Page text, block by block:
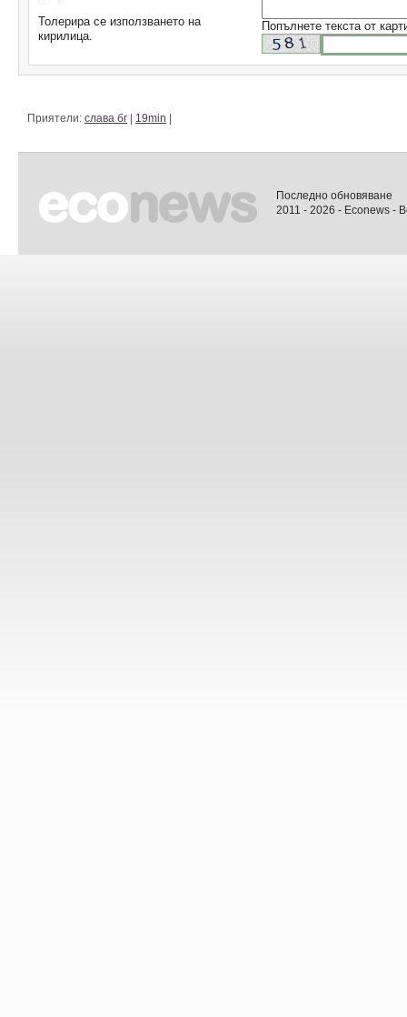
Толерира се използването на
кирилица.
Попълнете текста от
Приятели: слава бг | 19min |
Последно обновяване
2011 - 2026 - Econews -